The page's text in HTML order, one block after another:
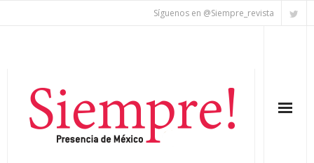
Síguenos en @Siempre_revista